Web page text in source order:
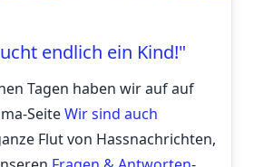
endlich ein Kind!"
Tagen haben wir auf auf
SeiteWir sind auch
Flut von Hassnachrichten,